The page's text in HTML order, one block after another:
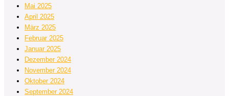
Mai 2025
April 2025
März 2025
Februar 2025
Januar 2025
Dezember 2024
November 2024
Oktober 2024
September 2024